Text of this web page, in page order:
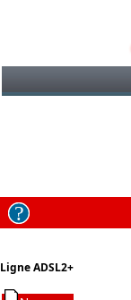
Ligne ADSL2+